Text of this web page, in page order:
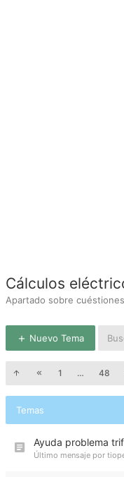
Cálculos
Apartado sobre
Nuevo Tema
1 … 48
Temas
Ayuda problema
Último mensaje por